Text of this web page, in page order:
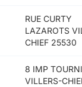
RUE CURTY
LAZAROTS
CHIEF 25530
8 IMP
VILLERS-